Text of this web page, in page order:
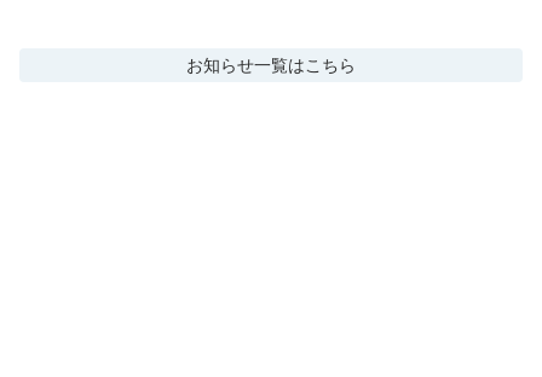
お知らせ一覧はこちら